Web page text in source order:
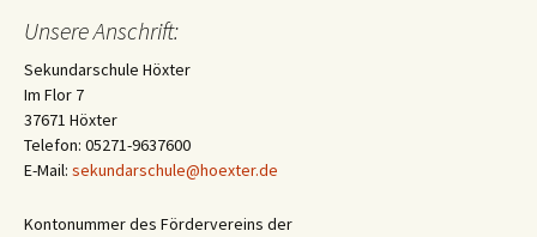
Unsere Anschrift:
Sekundarschule Höxter
Im Flor 7
37671 Höxter
Telefon: 05271-9637600
E-Mail: sekundarschule@hoexter.de
Kontonummer des Fördervereins der